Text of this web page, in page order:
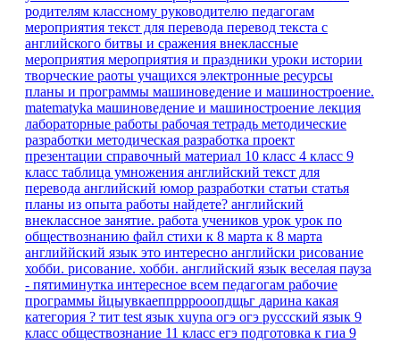
родителям классному руководителю педагогам
мероприятия текст для перевода перевод текста с
английского битвы и сражения внеклассные
мероприятия мероприятия и праздники уроки истории
творческие раоты учащихся электронные ресурсы
планы и программы машиноведение и машиностроение.
matematyka машиноведение и машиностроение лекция
лабораторные работы рабочая тетрадь методические
разработки методическая разработка проект
презентации справочный материал 10 класс 4 класс 9
класс таблица умножения английский текст для
перевода английский юмор разработки статьи статья
планы из опыта работы найдете? английский
внеклассное занятие. работа учеников урок урок по
обществознанию файл стихи к 8 марта к 8 марта
английйский язык это интересно английски рисование
хобби. рисование. хобби. английский язык веселая пауза
- пятиминутка интересное всем педагогам рабочие
программы йцыувкаеппрррооопдщьг дарина какая
категория ? тит test язык xuyna огэ огэ руссский язык 9
класс обществознание 11 класс егэ подготовка к гиа 9